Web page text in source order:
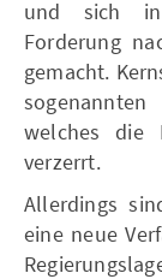
und sich in
Forderung
gemacht.
welches die
verzerrt.
Allerdings
eine neue